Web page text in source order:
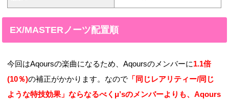
EX/MASTERノーツ配置順
今回はAqoursの楽曲になるため、Aqoursのメンバーに1.1倍
(10％)の補正がかかります。なので 「同じレアリティー/同じ
ような特技効果」ならなるべくμ’sのメンバーよりも、Aqours